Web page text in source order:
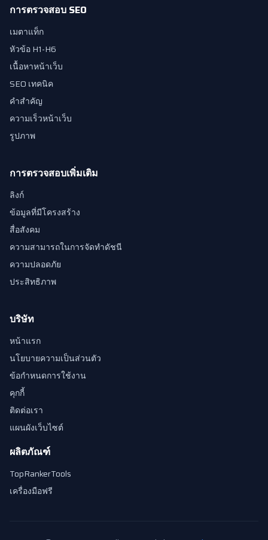
การตรวจสอบ SEO
เมตาแท็ก
หัวข้อ H1-H6
เนื้อหาหน้าเว็บ
SEO เทคนิค
คำสำคัญ
ความเร็วหน้าเว็บ
รูปภาพ
การตรวจสอบเพิ่มเติม
ลิงก์
ข้อมูลที่มีโครงสร้าง
สื่อสังคม
ความสามารถในการจัดทำดัชนี
ความปลอดภัย
ประสิทธิภาพ
บริษัท
หน้าแรก
นโยบายความเป็นส่วนตัว
ข้อกำหนดการใช้งาน
คุกกี้
ติดต่อเรา
แผนผังเว็บไซต์
ผลิตภัณฑ์
TopRankerTools
เครื่องมือฟรี